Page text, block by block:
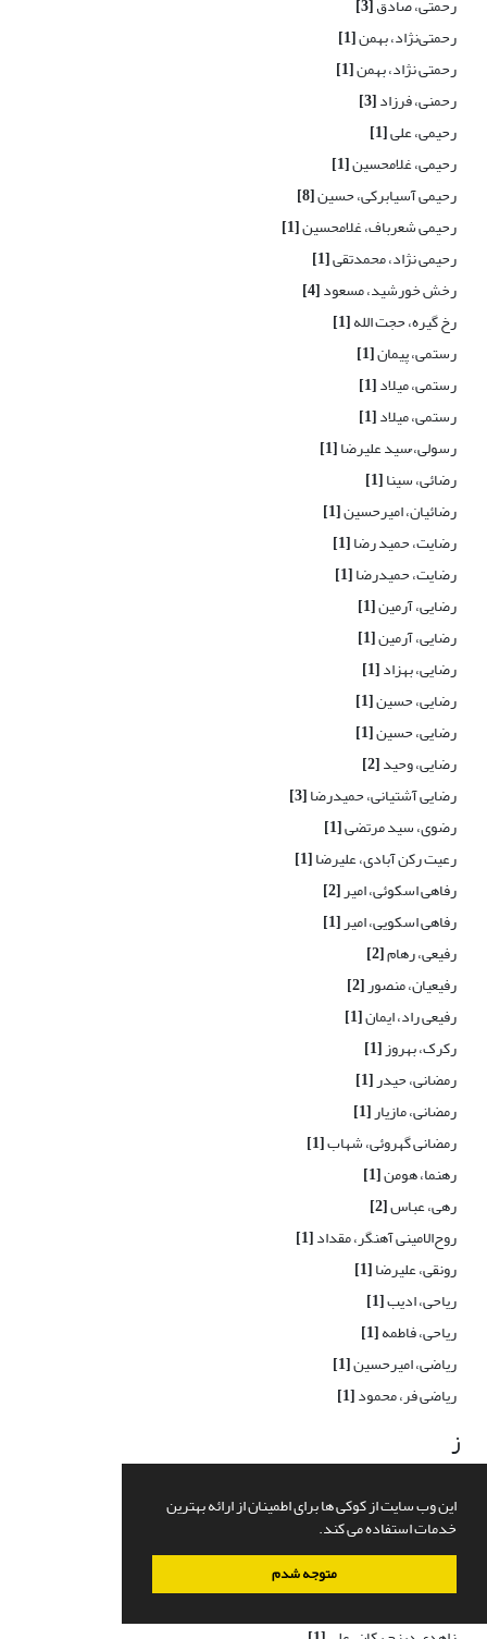
این وب سایت از کوکی ها برای اطمینان از ارائه بهترین
خدمات استفاده می کند.
متوجه شدم
رحمتی، صادق[3]
رحمتی‌نژاد، بهمن[1]
رحمتی نژاد، بهمن[1]
رحمنی، فرزاد[3]
رحیمی، علی[1]
رحیمی، غلامحسین[1]
رحیمی آسیابرکی، حسین[8]
رحیمی شعرباف، غلامحسین[1]
رحیمی نژاد، محمدتقی[1]
رخش خورشید، مسعود[4]
رخ گیره، حجت الله[1]
رستمی، پیمان[1]
رستمی، میلاد[1]
رستمی، میلاد[1]
رسولی، ُسید علیرضا[1]
رضائی، سینا[1]
رضائیان، امیرحسین[1]
رضایت، حمید رضا[1]
رضایت، حمیدرضا[1]
رضایی، آرمین[1]
رضایی، آرمین[1]
رضایی، بهزاد[1]
رضایی، حسین[1]
رضایی، حسین[1]
رضایی، وحید[2]
رضایی آشتیانی، حمیدرضا[3]
رضوی، سید مرتضی[1]
رعیت رکن آبادی، علیرضا[1]
رفاهی اسکوئی، امیر[2]
رفاهی اسکویی، امیر[1]
رفیعی، رهام[2]
رفیعیان، منصور[2]
رفیعی راد، ایمان[1]
رکرک، بهروز[1]
رمضانی، حیدر[1]
رمضانی، مازیار[1]
رمضانی گهروئی، شهاب[1]
رهنما، هومن[1]
رهی، عباس[2]
روح‌الامینی آهنگر، مقداد[1]
رونقی، علیرضا[1]
ریاحی، ادیب[1]
ریاحی، فاطمه[1]
ریاضی، امیرحسین[1]
ریاضی فر، محمود[1]
ز
زارع پور فیروزآبادی، حمید[1]
زارع مهرجردی، مهدی[1]